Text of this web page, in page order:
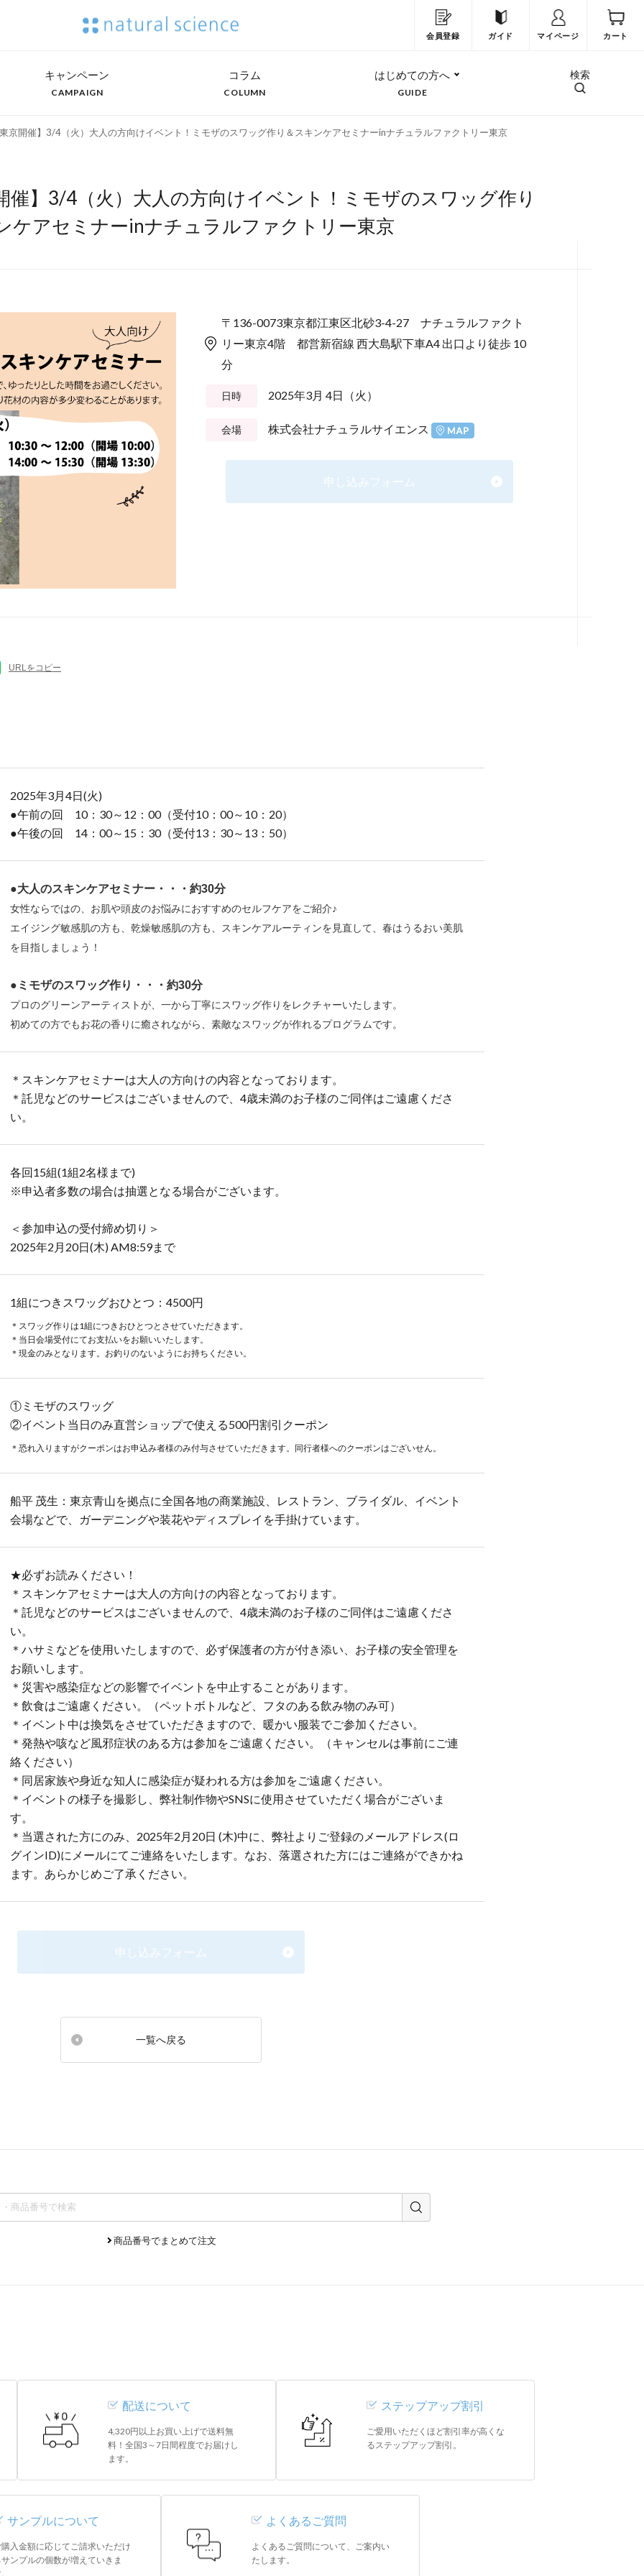
会員登録 ガイド マイページ カート
キャンペーン
CAMPAIGN
コラム
COLUMN
はじめての方へ
GUIDE
検索
京開催】3/4（火）大人の方向けイベント！ミモザのスワッグ作り＆スキンケアセミナーinナチュラルファクトリー東京
催】3/4（火）大人の方向けイベント！ミモザのスワッグ作り
ケアセミナーinナチュラルファクトリー東京
〒136-0073東京都江東区北砂3-4-27 ナチュラルファクト
リー東京4階 都営新宿線 西大島駅下車A4 出口より徒歩 10
分
日時 2025年3月 4日（火）
会場 株式会社ナチュラルサイエンス
申し込みフォーム
URLをコピー
2025年3月4日(火)
●午前の回 10：30～12：00（受付10：00～10：20）
●午後の回 14：00～15：30（受付13：30～13：50）
●大人のスキンケアセミナー・・・約30分
女性ならではの、お肌や頭皮のお悩みにおすすめのセルフケアをご紹介♪
エイジング敏感肌の方も、乾燥敏感肌の方も、スキンケアルーティンを見直して、春はうるおい美肌
を目指しましょう！
●ミモザのスワッグ作り・・・約30分
プロのグリーンアーティストが、一から丁寧にスワッグ作りをレクチャーいたします。
初めての方でもお花の香りに癒されながら、素敵なスワッグが作れるプログラムです。
＊スキンケアセミナーは大人の方向けの内容となっております。
＊託児などのサービスはございませんので、4歳未満のお子様のご同伴はご遠慮くださ
い。
各回15組(1組2名様まで)
※申込者多数の場合は抽選となる場合がございます。
＜参加申込の受付締め切り＞
2025年2月20日(木) AM8:59まで
1組につきスワッグおひとつ：4500円
＊スワッグ作りは1組につきおひとつとさせていただきます。
＊当日会場受付にてお支払いをお願いいたします。
＊現金のみとなります。お釣りのないようにお持ちください。
①ミモザのスワッグ
②イベント当日のみ直営ショップで使える500円割引クーポン
＊恐れ入りますがクーポンはお申込み者様のみ付与させていただきます。同行者様へのクーポンはございせん。
船平 茂生：東京青山を拠点に全国各地の商業施設、レストラン、ブライダル、イベント
会場などで、ガーデニングや装花やディスプレイを手掛けています。
★必ずお読みください！
＊スキンケアセミナーは大人の方向けの内容となっております。
＊託児などのサービスはございませんので、4歳未満のお子様のご同伴はご遠慮くださ
い。
＊ハサミなどを使用いたしますので、必ず保護者の方が付き添い、お子様の安全管理を
お願いします。
＊災害や感染症などの影響でイベントを中止することがあります。
＊飲食はご遠慮ください。（ペットボトルなど、フタのある飲み物のみ可）
＊イベント中は換気をさせていただきますので、暖かい服装でご参加ください。
＊発熱や咳など風邪症状のある方は参加をご遠慮ください。（キャンセルは事前にご連
絡ください）
＊同居家族や身近な知人に感染症が疑われる方は参加をご遠慮ください。
＊イベントの様子を撮影し、弊社制作物やSNSに使用させていただく場合がございま
す。
＊当選された方にのみ、2025年2月20日 (木)中に、弊社よりご登録のメールアドレス(ロ
グインID)にメールにてご連絡をいたします。なお、落選された方にはご連絡ができかね
ます。あらかじめご了承ください。
申し込みフォーム
一覧へ戻る
商品番号でまとめて注文
配送について
4,320円以上お買い上げで送料無
料！全国3～7日間程度でお届けし
ます。
ステップアップ割引
ご愛用いただくほど割引率が高くな
るステップアップ割引。
サンプルについて
入金額に応じてご請求いただけ
ンプルの個数が増えていきま
よくあるご質問
よくあるご質問について、ご案内い
たします。